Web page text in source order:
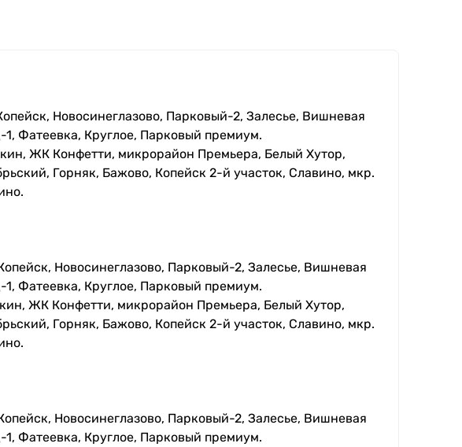
Новосинеглазово, Парковый-2, Залесье, Вишневая
Фатеевка, Круглое, Парковый премиум.
ЖК Конфетти, микрорайон Премьера, Белый Хутор,
Горняк, Бажово, Копейск 2-й участок, Славино, мкр.
Новосинеглазово, Парковый-2, Залесье, Вишневая
Фатеевка, Круглое, Парковый премиум.
ЖК Конфетти, микрорайон Премьера, Белый Хутор,
Горняк, Бажово, Копейск 2-й участок, Славино, мкр.
Новосинеглазово, Парковый-2, Залесье, Вишневая
Фатеевка, Круглое, Парковый премиум.